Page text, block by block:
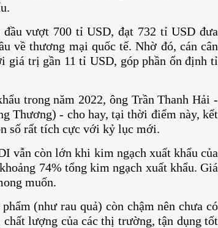
vượt 700 tỉ USD, đạt 732 tỉ USD đưa
về thương mại quốc tế. Nhờ đó, cán cân
giá trị gần 11 tỉ USD, góp phần ổn định tỉ
trong năm 2022, ông Trần Thanh Hải -
Thương) - cho hay, tại thời điểm này, kết
số rất tích cực với kỷ lục mới.
vẫn còn lớn khi kim ngạch xuất khẩu của
74% tổng kim ngạch xuất khẩu. Giá
muốn.
(như rau quả) còn chậm nên chưa có
chất lượng của các thị trường, tận dụng tốt